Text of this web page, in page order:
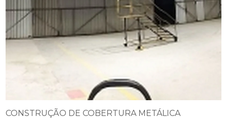
CONSTRUÇÃO DE COBERTURA METÁLICA